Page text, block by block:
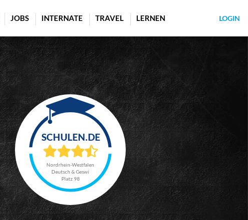
JOBS INTERNATE TRAVEL LERNEN LOGIN
Nordrhein-Westfalen
Deutsch & Geswi
Platz 98